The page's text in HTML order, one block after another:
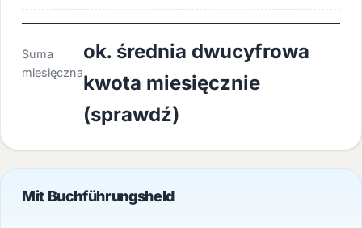
Suma
miesięczna
ok. średnia dwucyfrowa
kwota miesięcznie
(sprawdź)
Mit Buchführungsheld